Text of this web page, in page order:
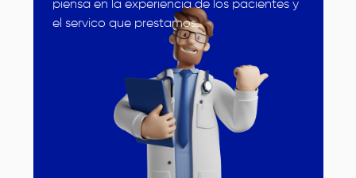
piensa en la experiencia de los pacientes y
el servico que prestamos.